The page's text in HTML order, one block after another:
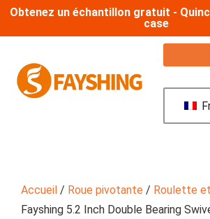
Obtenez un échantillon gratuit -
case
Accueil / Roue pivotante / Roulette
Fayshing 5.2 Inch Double Bearing